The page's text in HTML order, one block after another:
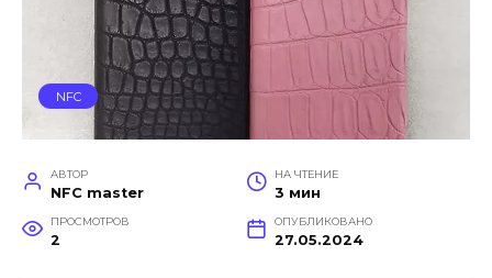
NFC
АВТОР
NFC master
НА ЧТЕНИЕ
3 мин
ПРОСМОТРОВ
2
ОПУБЛИКОВАНО
27.05.2024